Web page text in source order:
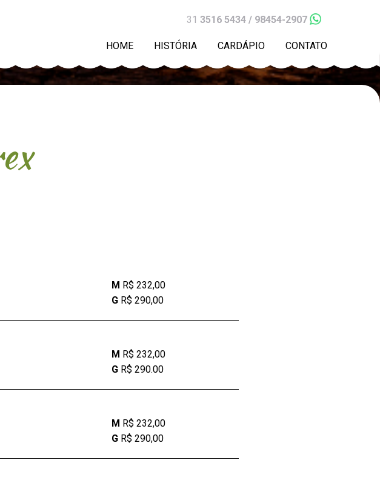
31 3516 5434 / 98454-2907
HOME HISTÓRIA CARDÁPIO CONTATO
M R$ 232,00
G R$ 290,00
M R$ 232,00
G R$ 290.00
M R$ 232,00
G R$ 290,00